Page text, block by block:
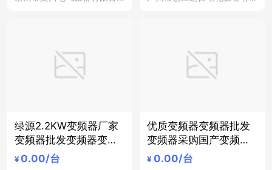
绿源2.2KW变频器厂家
变频器批发变频器变频
器价格
¥ 0.00/台
优质变频器变频器批发
变频器采购国产变频器
厂家直销
¥ 0.00/台